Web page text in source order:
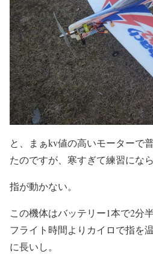
と、まぁkv値の高いモーターで
たのですが、寒すぎて練習になら
指が動かない。
この機体はバッテリー1本で2分
フライト時間よりカイロで指を
に長いし。